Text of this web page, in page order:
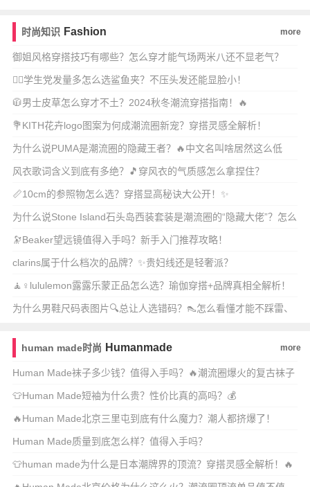
时尚知识 Fashion more
御姐风格穿搭技巧有哪些？怎么穿才能气场两米八还不显老气？
💇‍♀️学生党发量多怎么选鲨鱼夹？不压头发还能显脸小！
🧥男士皮草怎么穿才不土？2024秋冬潮流穿搭指南！🔥
💐KITH花卉logo图案为何成潮流圈新宠？穿搭灵感全解析！
为什么说PUMA是潮流圈的隐藏王者？🔥中文名叫啥居然这么低
调？
风衣歌词含义到底有多绝？🎵穿风衣的气质感怎么拿捏住？
📏10cm的参照物怎么选？穿搭显高秘诀大公开！✨
为什么说Stone Island石头岛西装套装是潮流圈的“隐藏大佬”？怎么
穿
🔭Beaker望远镜值得入手吗？新手入门推荐攻略！
clarins属于什么档次的品牌？✨贵妇线还是轻奢派？
🧘♀️lululemon露露乐蒙正品怎么选？瑜伽穿搭+品牌真相全解析！
✨
为什么男鞋尺码表图片🔍总让人选错码？👠怎么看懂才能不踩雷、
human made时尚 Humanmade more
Human Made袜子多少钱？值得入手吗？🔥潮流圈爆火的复古袜子
到底有什么
👕Human Made短袖为什么贵？性价比真的高吗？💰
🔥Human Made北京三里屯到底有什么魔力？潮人都挤爆了！
Human Made质量到底怎么样？值得入手吗？
👕human made为什么是日本潮牌界的顶流？穿搭灵感全解析！🔥